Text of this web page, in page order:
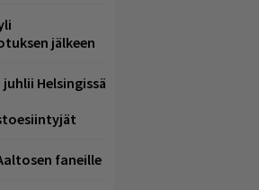
jälkeen
Helsingissä
faneille